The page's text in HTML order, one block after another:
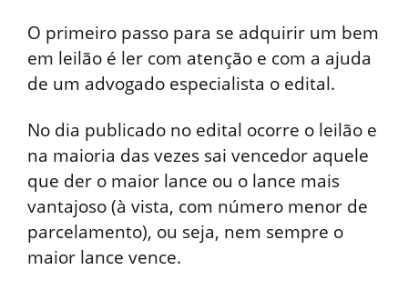
O primeiro passo para se adquirir um bem
em leilão é ler com atenção e com a ajuda
de um advogado especialista o edital.
No dia publicado no edital ocorre o leilão e
na maioria das vezes sai vencedor aquele
que der o maior lance ou o lance mais
vantajoso (à vista, com número menor de
parcelamento), ou seja, nem sempre o
maior lance vence.